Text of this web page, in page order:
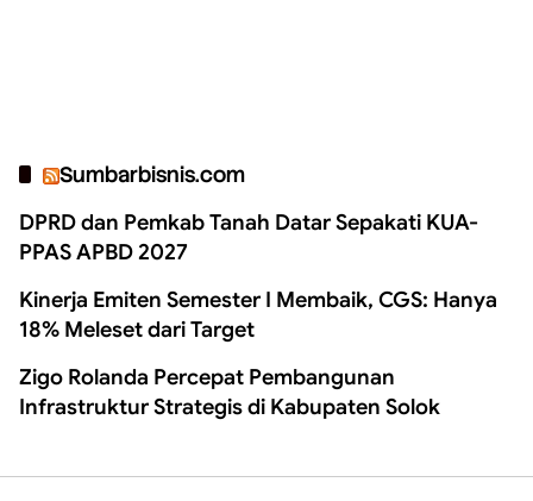
Sumbarbisnis.com
DPRD dan Pemkab Tanah Datar Sepakati KUA-
PPAS APBD 2027
Kinerja Emiten Semester I Membaik, CGS: Hanya
18% Meleset dari Target
Zigo Rolanda Percepat Pembangunan
Infrastruktur Strategis di Kabupaten Solok